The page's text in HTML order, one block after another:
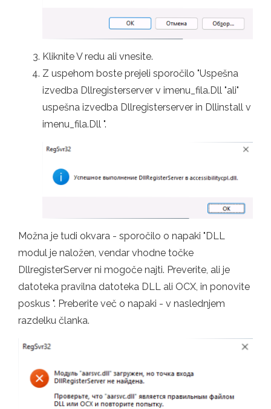
Kliknite V redu ali vnesite.
Z uspehom boste prejeli sporočilo "Uspešna
izvedba Dllregisterserver v imenu_fila.Dll "ali"
uspešna izvedba Dllregisterserver in Dllinstall v
imenu_fila.Dll ".
Možna je tudi okvara - sporočilo o napaki "DLL
modul je naložen, vendar vhodne točke
DllregisterServer ni mogoče najti. Preverite, ali je
datoteka pravilna datoteka DLL ali OCX, in ponovite
poskus ". Preberite več o napaki - v naslednjem
razdelku članka.